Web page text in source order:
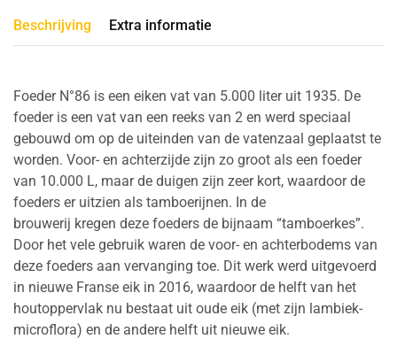
Beschrijving Extra informatie
Foeder N°86 is een eiken vat van 5.000 liter uit 1935. De
foeder is een vat van een reeks van 2 en werd speciaal
gebouwd om op de uiteinden van de vatenzaal geplaatst te
worden. Voor- en achterzijde zijn zo groot als een foeder
van 10.000 L, maar de duigen zijn zeer kort, waardoor de
foeders er uitzien als tamboerijnen. In de
brouwerij kregen deze foeders de bijnaam “tamboerkes”.
Door het vele gebruik waren de voor- en achterbodems van
deze foeders aan vervanging toe. Dit werk werd uitgevoerd
in nieuwe Franse eik in 2016, waardoor de helft van het
houtoppervlak nu bestaat uit oude eik (met zijn lambiek-
microflora) en de andere helft uit nieuwe eik.